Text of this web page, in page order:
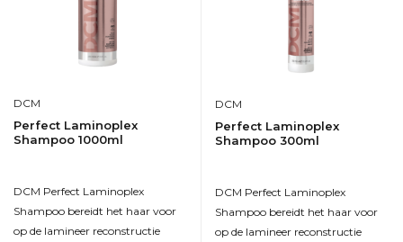
DCM
Perfect Laminoplex
Shampoo 1000ml
DCM Perfect Laminoplex
Shampoo bereidt het haar voor
op de lamineer reconstructie
DCM
Perfect Laminoplex
Shampoo 300ml
DCM Perfect Laminoplex
Shampoo bereidt het haar voor
op de lamineer reconstructie